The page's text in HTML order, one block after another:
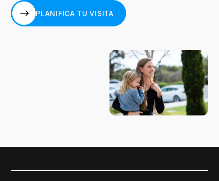
PLANIFICA TU VISITA